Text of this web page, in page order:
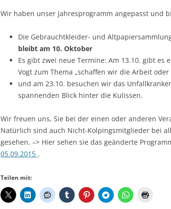
Wir haben unser Jahresprogramm angepasst und
Die Gebrauchtkleider- und
bleibt am 10. Oktober
Es gibt zwei neue Termine: Am 13.10. gibt es
Vogt zum Thema „schaffen wir die Arbeit oder
und am 23.10. besuchen wir das
spannenden Blick hinter die Kulissen.
Wir freuen uns, Sie bei der einen oder anderen
Natürlich sind auch Nicht-Kolpingsmitglieder bei
gesehen. –> Hier sehen sie das geänderte
05.09.2015 .
Teilen mit: